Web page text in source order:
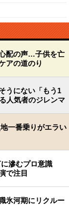
配の声…子供を亡
アの道のり
うにない「もう1
人気者のジレンマ
一番乗りがエラい
滲むプロ意識
で注目
氷河期にリクルー